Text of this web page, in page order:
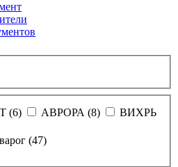
(6) АВРОРА (8)
ВИХРЬ
(47)